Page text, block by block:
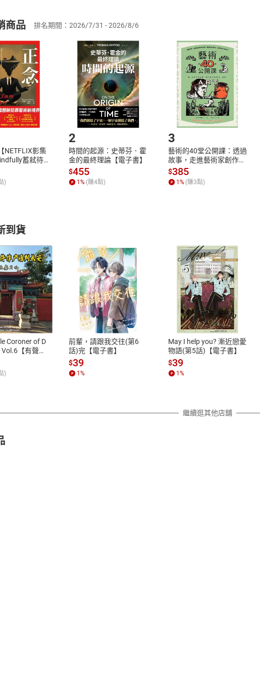
消費者訂購本店鋪之商品即代表知悉本店鋪所銷售之商品為電子書，
載/存取電子書，不得請求退貨退款。
式：您欲取消訂單或辦理退貨時，請登入樂天市場，並於「我的訂單
本店鋪將依您的申請進行審核，待審核通過後將為您辦理退款事宜。
，樂天市場須以整筆訂單為單位進行取消/退貨，恕無法以單支商品取
挑選商品
Choose
放入購物車
Shopping cart
登入帳號
Login
後，如何開始使用？
選擇閱讀載具 Step2.登入
付款方式
帳、信用卡、LINE PAY、AFTEE
退換貨規範
本店是否提供消費者保護法七日猶
之權利，遽消費者保護法及通訊交
除權合理例外情事適用準則，依商
質各有不同規定。詳細退換貨說明
照各商品說明。
商品 排名期間：2026/7/31 - 2026/8/6
NETFLIX影集
蓄弒待
書】
)
2
時間的起源：史蒂芬．霍
金的最終理論【電子書】
$455
1 % (賺4點)
3
藝術的40堂公開課：透過
故事，走進藝術家創作現
場，看藝術如何誕生、如
何形塑人類生活【電子
書】
$385
1 % (賺3點)
到貨
Coroner of D
Vol.6【有聲
)
前輩，請跟我交往(第6
話)完【電子書】
$39
1%
May I help you? 漸近戀愛
物語(第5話)【電子書】
$39
1%
繼續逛其他店舖